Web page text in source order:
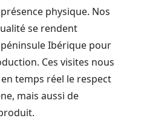
physique. Nos
se rendent
Ibérique pour
Ces visites nous
temps réel le respect
mais aussi de